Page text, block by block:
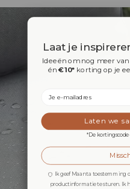
Laat je
Ideeën om nog meer
én€10* korting op je
Laten we
*De
Ik geef Maanta toestemming
productinformatie te sturen. Ik